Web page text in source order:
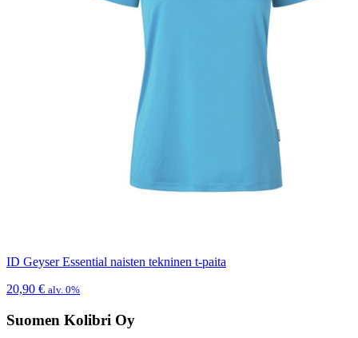
ID Geyser Essential naisten tekninen t-paita
20,90 € alv. 0%
Suomen Kolibri Oy